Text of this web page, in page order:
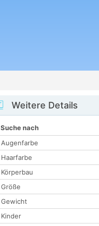
Weitere Details
Suche nach
Augenfarbe
Haarfarbe
Körperbau
Größe
Gewicht
Kinder